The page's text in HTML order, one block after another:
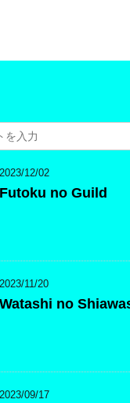
2023/12/02
Futoku no Guild
2023/11/20
Watashi no
2023/09/17